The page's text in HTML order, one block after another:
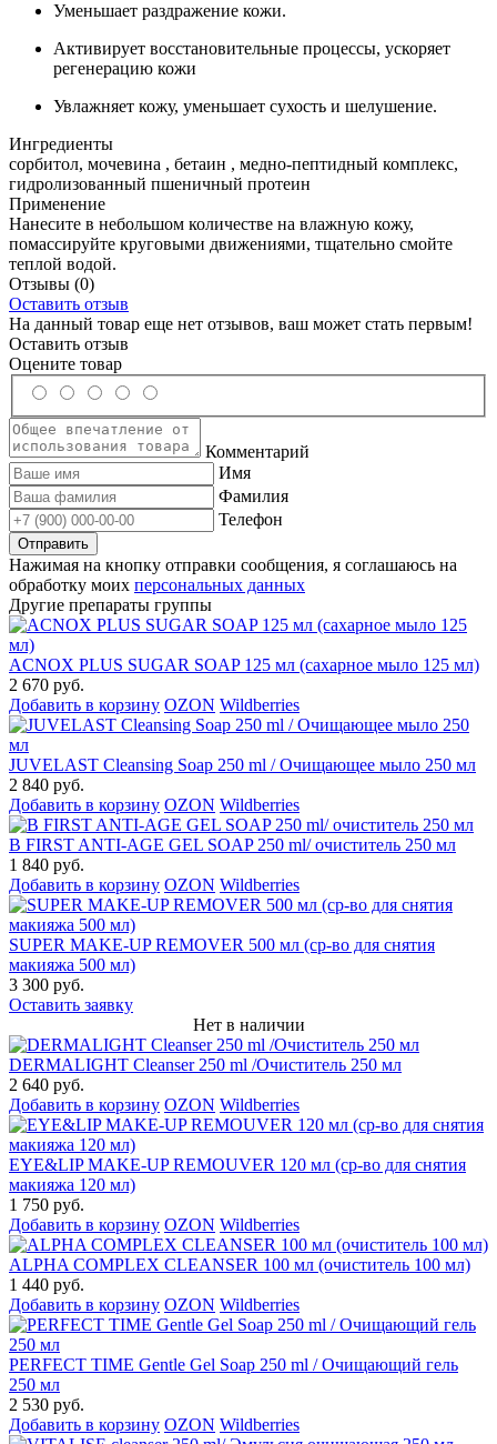
Уменьшает раздражение кожи.
Активирует восстановительные процессы, ускоряет
регенерацию кожи
Увлажняет кожу, уменьшает сухость и шелушение.
Ингредиенты
сорбитол, мочевина , бетаин , медно-пептидный комплекс,
гидролизованный пшеничный протеин
Применение
Нанесите в небольшом количестве на влажную кожу,
помассируйте круговыми движениями, тщательно смойте
теплой водой.
Отзывы (0)
Оставить отзыв
На данный товар еще нет отзывов, ваш может стать первым!
Оставить отзыв
Оцените товар
Комментарий
Имя
Фамилия
Телефон
Нажимая на кнопку отправки сообщения, я соглашаюсь на
обработку моих персональных данных
Другие препараты группы
ACNOX PLUS SUGAR SOAP 125 мл (cахарное мыло 125 мл)
2 670 руб.
Добавить в корзину OZON Wildberries
JUVELAST Cleansing Soap 250 ml / Очищающее мыло 250 мл
2 840 руб.
Добавить в корзину OZON Wildberries
B FIRST ANTI-AGE GEL SOAP 250 ml/ очиститель 250 мл
1 840 руб.
Добавить в корзину OZON Wildberries
SUPER MAKE-UP REMOVER 500 мл (ср-во для снятия
макияжа 500 мл)
3 300 руб.
Оставить заявку
Нет в наличии
DERMALIGHT Cleanser 250 ml /Очиститель 250 мл
2 640 руб.
Добавить в корзину OZON Wildberries
EYE&LIP MAKE-UP REMOUVER 120 мл (ср-во для снятия
макияжа 120 мл)
1 750 руб.
Добавить в корзину OZON Wildberries
ALPHA COMPLEX СLEANSER 100 мл (очиститель 100 мл)
1 440 руб.
Добавить в корзину OZON Wildberries
PERFECT TIME Gentle Gel Soap 250 ml / Очищающий гель
250 мл
2 530 руб.
Добавить в корзину OZON Wildberries